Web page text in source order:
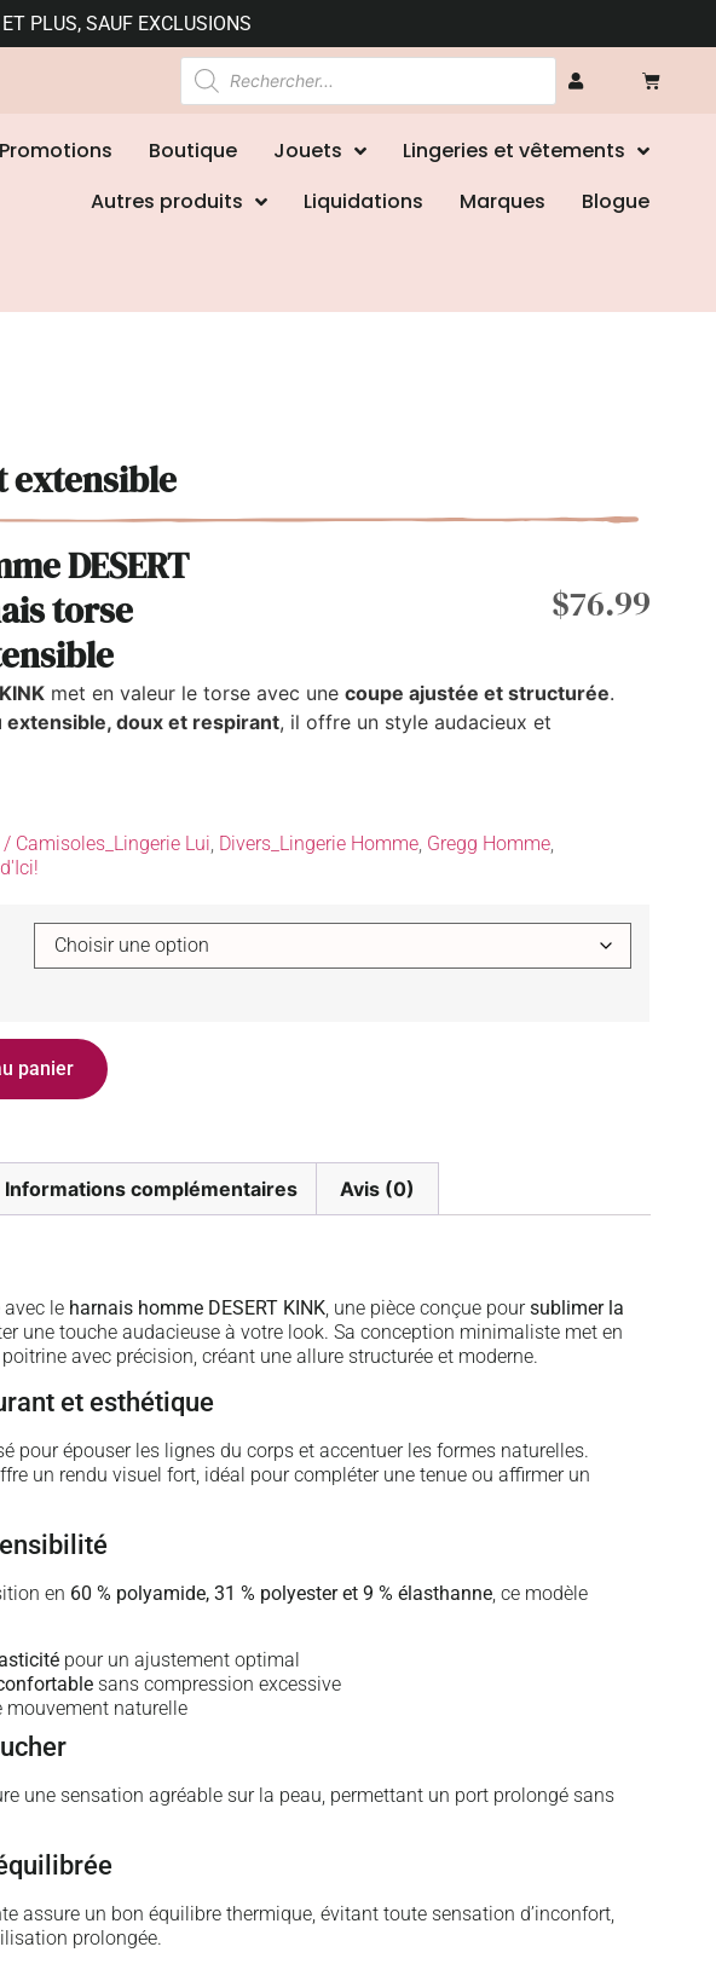
PLUS, SAUF EXCLUSIONS
Promotions Boutique Jouets
Lingeries et vêtements
Autres produits
Liquidations Marques Blogue
extensible
DESERT
torse
$76.99
met en valeur le torse avec unecoupe ajustée et structurée.
extensible, doux et respirant, il offre un style audacieux et
Camisoles_Lingerie Lui Divers_Lingerie Homme Gregg Homme
panier
Informations complémentaires Avis (0)
le harnais homme DESERT KINK , une pièce conçue poursublimer la
une touche audacieuse à votre look. Sa conception minimaliste met en
avec précision, créant une allure structurée et moderne.
et esthétique
pour épouser les lignes du corps et accentuer les formes naturelles.
un rendu visuel fort, idéal pour compléter une tenue ou affirmer un
en 60 % polyamide, 31 % polyester et 9 % élasthanne, ce modèle
pour un ajustement optimal
sans compression excessive
mouvement naturelle
une sensation agréable sur la peau, permettant un port prolongé sans
assure un bon équilibre thermique, évitant toute sensation d’inconfort,
prolongée.